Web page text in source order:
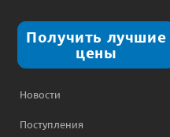
Получить лучшие
цены
Новости
Поступления